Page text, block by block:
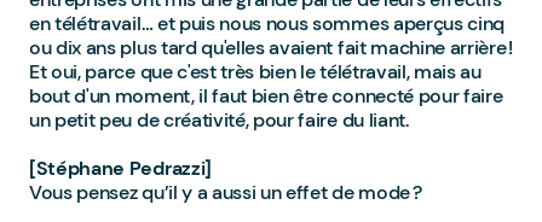
en télétravail… et puis nous nous sommes aperçus cinq
ou dix ans plus tard qu'elles avaient fait machine arrière !
Et oui, parce que c'est très bien le télétravail, mais au
bout d'un moment, il faut bien être connecté pour faire
un petit peu de créativité, pour faire du liant.
[Stéphane Pedrazzi]
Vous pensez qu’il y a aussi un effet de mode ?